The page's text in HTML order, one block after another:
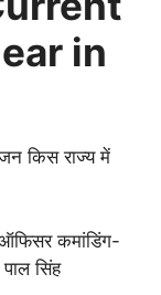
in
किस राज्य में
कमांडिंग-
सिंह